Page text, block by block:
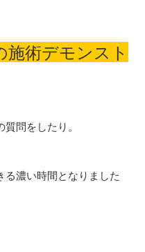
術デモンスト
問をしたり。
る濃い時間となりました